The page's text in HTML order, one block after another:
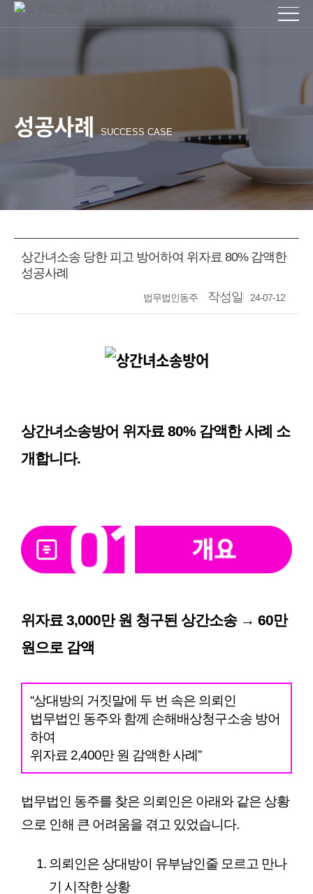
성공사례 SUCCESS CASE
상간녀소송 당한 피고 방어하여 위자료 80% 감액한
성공사례
법무법인동주 작성일 24-07-12
상간녀소송방어 위자료 80% 감액한 사례 소
개합니다.
위자료 3,000만 원 청구된 상간소송 → 60만
원으로 감액
“상대방의 거짓말에 두 번 속은 의뢰인
법무법인 동주와 함께 손해배상청구소송 방어
하여
위자료 2,400만 원 감액한 사례”
법무법인 동주를 찾은 의뢰인은 아래와 같은 상황
으로 인해 큰 어려움을 겪고 있었습니다.
의뢰인은 상대방이 유부남인줄 모르고 만나
기 시작한 상황